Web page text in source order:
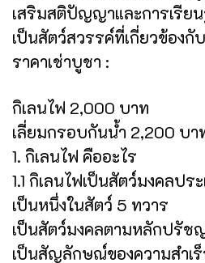
เสริมสติปัญญาและการเรีย
เป็นสัตว์สวรรค์ที่เกี่ยวข้องกั
ราคาเช่าบูชา :
กิเลนไฟ 2,000 บาท
เลี่ยมกรอบกันน้ำ 2,200 บา
1. กิเลนไฟ คืออะไร
1.1 กิเลนไฟเป็นสัตว์มงคลปร
เป็นหนึ่งในสัตว์ 5 ทวาร
เป็นสัตว์มงคลตามหลักปรัช
เป็นสัญลักษณ์ของความสำเ